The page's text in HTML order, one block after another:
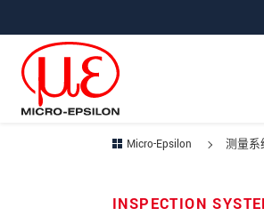
Micro-Epsilon 测量系
INSPECTION
Your